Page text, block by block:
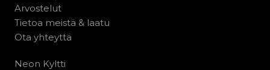
Arvostelut
Tietoa meistä & laatu
Ota yhteyttä
Neon Kyltti